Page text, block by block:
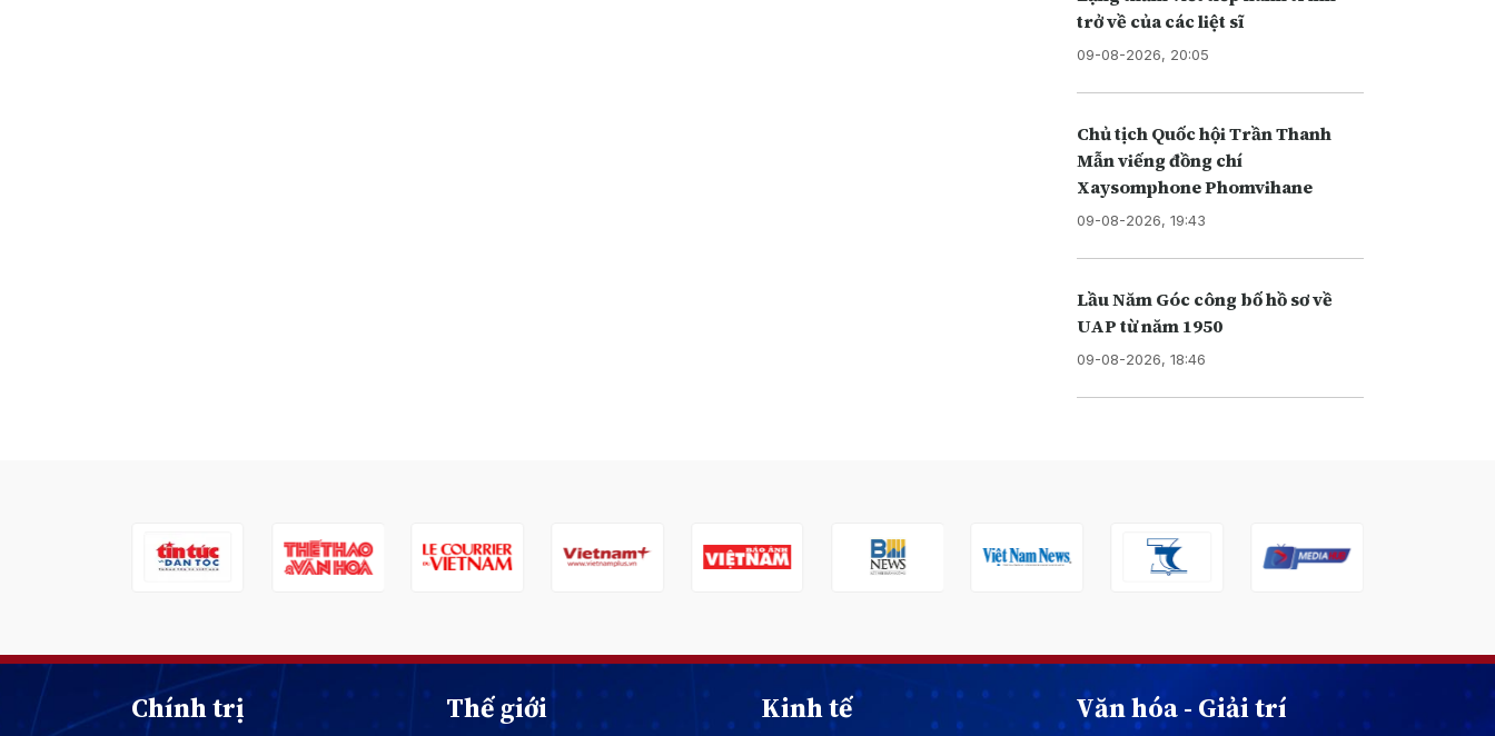
trở về của các liệt sĩ
09-08-2026, 20:05
Chủ tịch Quốc hội Trần Thanh
Mẫn viếng đồng chí
Xaysomphone Phomvihane
09-08-2026, 19:43
Lầu Năm Góc công bố hồ sơ về
UAP từ năm 1950
09-08-2026, 18:46
Chính trị Thế giới Kinh tế Văn hóa - Giải trí